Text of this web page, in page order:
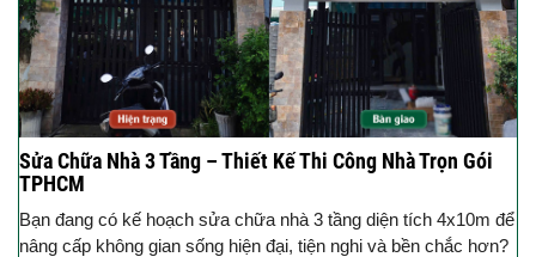
Sửa Chữa Nhà 3 Tầng – Thiết Kế Thi Công Nhà Trọn Gói
TPHCM
Bạn đang có kế hoạch sửa chữa nhà 3 tầng diện tích 4x10m để
nâng cấp không gian sống hiện đại, tiện nghi và bền chắc hơn?